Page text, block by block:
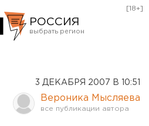
РОССИЯ
Оренбург
[18+]
3 ДЕКАБРЯ 2007 В 10:51
Вероника Мысляева